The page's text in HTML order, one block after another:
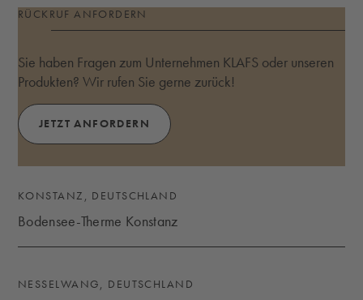
RÜCKRUF ANFORDERN
Sie haben Fragen zum Unternehmen KLAFS oder unseren
Produkten? Wir rufen Sie gerne zurück!
JETZT ANFORDERN
KONSTANZ, DEUTSCHLAND
Bodensee-Therme Konstanz
NESSELWANG, DEUTSCHLAND